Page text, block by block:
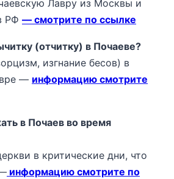
Лавру из Москвы и
РФ — смотрите по ссылке
(отчитку) в Почаеве?
изгнание бесов) в
— информацию смотрите
в Почаев во время
в критические дни, что
информацию смотрите по